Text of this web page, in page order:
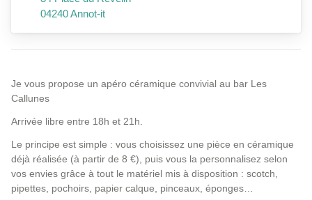
Je vous propose un apéro céramique convivial au bar Les
Callunes
Arrivée libre entre 18h et 21h.
Le principe est simple : vous choisissez une pièce en céramique
déjà réalisée (à partir de 8 €), puis vous la personnalisez selon
vos envies grâce à tout le matériel mis à disposition : scotch,
pipettes, pochoirs, papier calque, pinceaux, éponges…
04240 Annot-it